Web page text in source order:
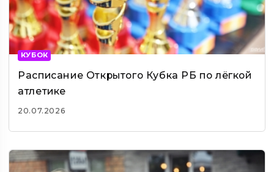
КУБОК
Расписание Открытого Кубка РБ по лёгкой
атлетике
20.07.2026